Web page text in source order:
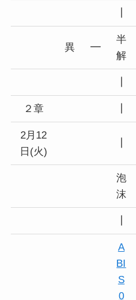
異 ━
半
解
２章
2月12
日(火)
泡
沫
A
BI
S
0